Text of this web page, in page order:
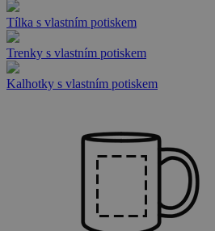
Tílka s vlastním potiskem
Trenky s vlastním potiskem
Kalhotky s vlastním potiskem